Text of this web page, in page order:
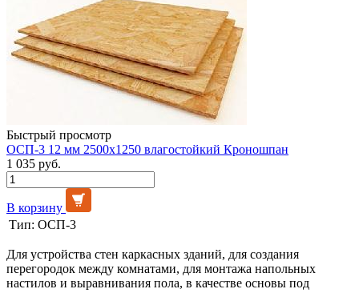
Быстрый просмотр
ОСП-3 12 мм 2500х1250 влагостойкий Кроношпан
1 035 руб.
В корзину
Тип: ОСП-3
Для устройства стен каркасных зданий, для создания
перегородок между комнатами, для монтажа напольных
настилов и выравнивания пола, в качестве основы под